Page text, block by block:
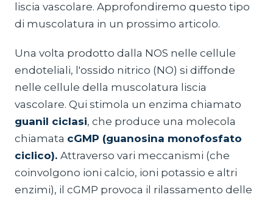
liscia vascolare. Approfondiremo questo tipo
di muscolatura in un prossimo articolo.
Una volta prodotto dalla NOS nelle cellule
endoteliali, l'ossido nitrico (NO) si diffonde
nelle cellule della muscolatura liscia
vascolare. Qui stimola un enzima chiamato
guanil ciclasi, che produce una molecola
chiamata cGMP (guanosina monofosfato
ciclico). Attraverso vari meccanismi (che
coinvolgono ioni calcio, ioni potassio e altri
enzimi), il cGMP provoca il rilassamento delle